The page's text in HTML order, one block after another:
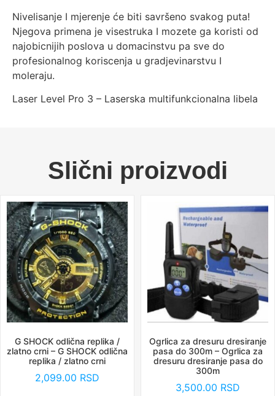
Nivelisanje I mjerenje će biti savršeno svakog puta!
Njegova primena je visestruka I mozete ga koristi od
najobicnijih poslova u domacinstvu pa sve do
profesionalnog koriscenja u gradjevinarstvu I
moleraju.
Laser Level Pro 3 – Laserska multifunkcionalna libela
Slični proizvodi
G SHOCK odlična replika /
zlatno crni – G SHOCK odlična
replika / zlatno crni
2,099.00 RSD
Ogrlica za dresuru dresiranje
pasa do 300m – Ogrlica za
dresuru dresiranje pasa do
300m
3,500.00 RSD